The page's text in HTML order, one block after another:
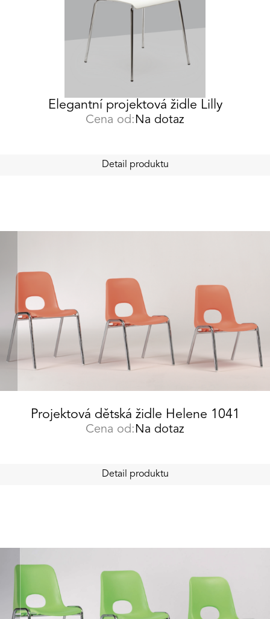
Elegantní projektová židle Lilly
Cena od: Na dotaz
Detail produktu
Projektová dětská židle Helene 1041
Cena od: Na dotaz
Detail produktu